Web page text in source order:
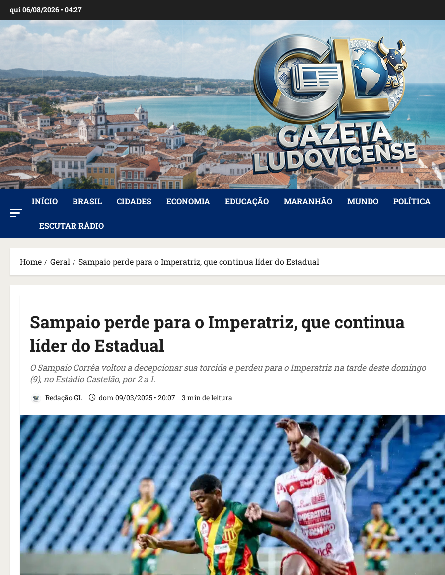
para
qui 06/08/2026 • 04:27
INÍCIO BRASIL CIDADES ECONOMIA EDUCAÇÃO MARANHÃO MUNDO POLÍTICA
ESCUTAR RÁDIO
Home Geral Sampaio perde para o Imperatriz, que continua líder do Estadual
Sampaio perde para o Imperatriz, que continua
líder do Estadual
O Sampaio Corrêa voltou a decepcionar sua torcida e perdeu para o Imperatriz na tarde deste domingo
(9), no Estádio Castelão, por 2 a 1.
Redação GL dom 09/03/2025 • 20:07 3 min de leitura